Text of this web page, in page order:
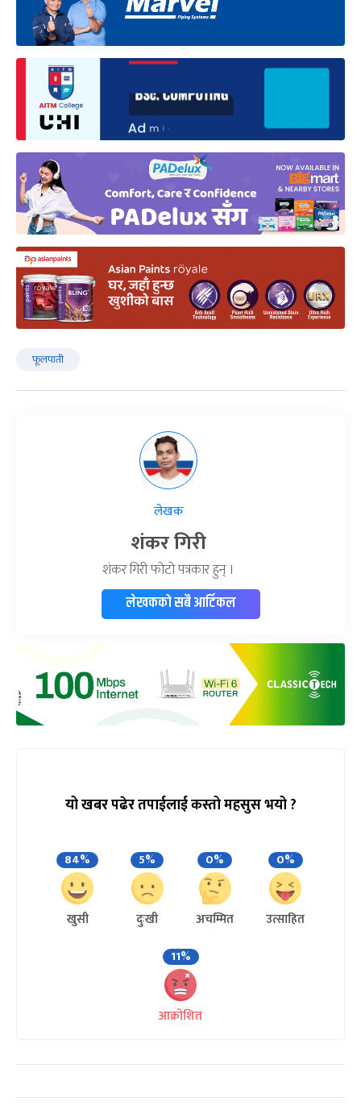
फूलपाती
लेखक
शंकर गिरी
शंकर गिरी फोटो पत्रकार हुन् ।
लेखकको सबै आर्टिकल
यो खबर पढेर तपाईलाई कस्तो महसुस भयो ?
84%
खुसी
5%
दुःखी
0%
अचम्मित
0%
उत्साहित
11%
आक्रोशित